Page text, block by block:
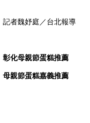
記者魏妤庭／台北報導
彰化母親節蛋糕推薦
母親節蛋糕嘉義推薦